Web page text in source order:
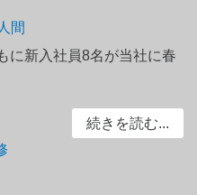
人間
に新入社員8名が当社に春
続きを読む...